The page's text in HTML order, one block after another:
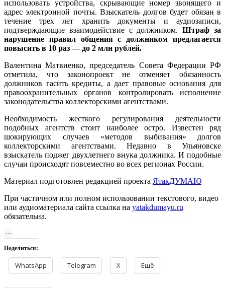
использовать устройства, скрывающие номер звонящего и
адрес электронной почты. Взыскатель долгов будет обязан в
течение трех лет хранить документы и аудиозаписи,
подтверждающие взаимодействие с должником.Штраф за
нарушение правил общения с должником предлагается
повысить в 10 раз — до 2 млн рублей.
Валентина Матвиенко, председатель Совета Федерации РФ
отметила, что законопроект не отменяет обязанность
должников гасить кредиты, а дает правовые основания для
правоохранительных органов контролировать исполнение
законодательства коллекторскими агентствами.
Необходимость жесткого регулирования деятельности
подобных агентств стоит наиболее остро. Известен ряд
шокирующих случаев «методов выбивания» долгов
коллекторскими агентствами. Недавно в Ульяновске
взыскатель поджег двухлетнего внука должника. И подобные
случаи происходят повсеместно во всех регионах России.
Материал подготовлен редакцией проекта ЯтакДУМАЮ
При частичном или полном использовании текстового, видео
или аудиоматериала сайта ссылка на yatakdumayu.ru
обязательна.
Поделиться:
WhatsApp Telegram X Ещё